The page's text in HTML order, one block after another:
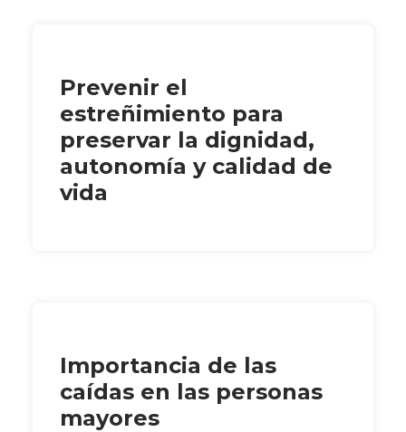
Prevenir el
estreñimiento para
preservar la dignidad,
autonomía y calidad de
vida
Importancia de las
caídas en las personas
mayores